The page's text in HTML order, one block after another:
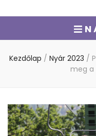
Kezdőlap / Nyár 2023 /
meg a